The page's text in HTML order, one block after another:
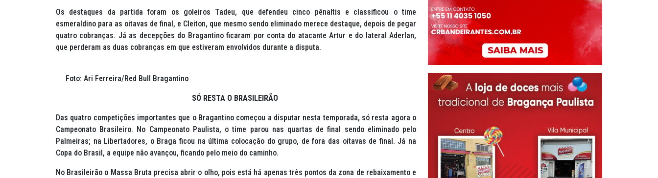
Os destaques da partida foram os goleiros Tadeu, que defendeu cinco pênaltis e classificou o time
esmeraldino para as oitavas de final, e Cleiton, que mesmo sendo eliminado merece destaque, depois de pegar
quatro cobranças. Já as decepções do Bragantino ficaram por conta do atacante Artur e do lateral Aderlan,
que perderam as duas cobranças em que estiveram envolvidos durante a disputa.
Foto: Ari Ferreira/Red Bull Bragantino
SÓ RESTA O BRASILEIRÃO
Das quatro competições importantes que o Bragantino começou a disputar nesta temporada, só resta agora o
Campeonato Brasileiro. No Campeonato Paulista, o time parou nas quartas de final sendo eliminado pelo
Palmeiras; na Libertadores, o Braga ficou na última colocação do grupo, de fora das oitavas de final. Já na
Copa do Brasil, a equipe não avançou, ficando pelo meio do caminho.
No Brasileirão o Massa Bruta precisa abrir o olho, pois está há apenas três pontos da zona de rebaixamento e